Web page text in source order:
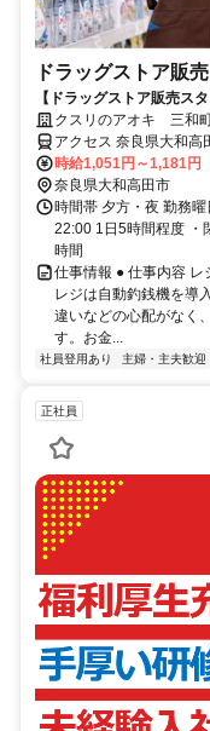
ドラッグストア販
【ドラッグストア販売ス
ー歓迎‼
クスリのアオキ 三和
アクセス 奈良県大和高
時給1,051円～1,181円
奈良県大和高田市
時間帯 夕方・夜 勤務
22:00 1日5時間程度 ・
時間
仕事情報 ● 仕事内容 レ
レジは自動釣銭機を導
違いなどの心配がなく
す。お金...
社員登用あり 主婦・主夫歓迎
正社員